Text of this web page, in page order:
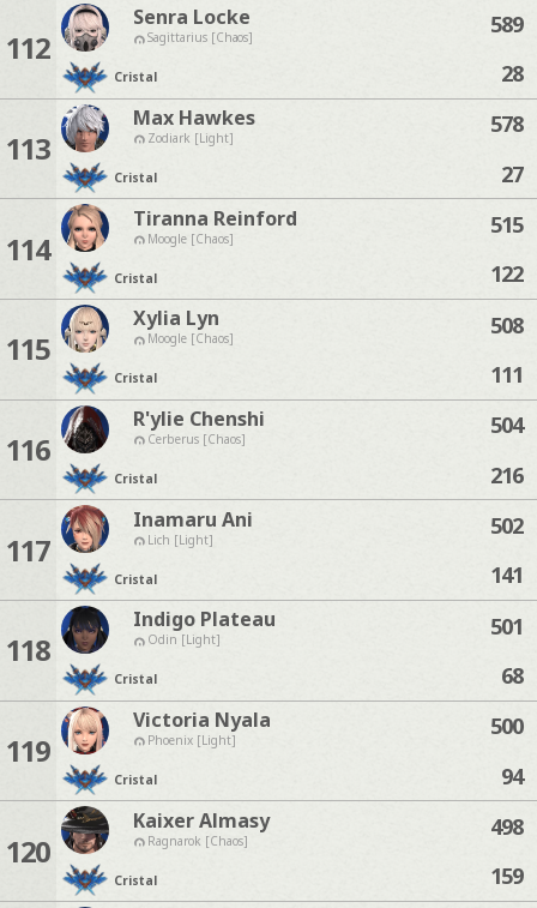
112
Senra Locke
Sagittarius [Chaos]
Cristal
589
28
113
Max Hawkes
Zodiark [Light]
Cristal
578
27
114
Tiranna Reinford
Moogle [Chaos]
Cristal
515
122
115
Xylia Lyn
Moogle [Chaos]
Cristal
508
111
116
R'ylie Chenshi
Cerberus [Chaos]
Cristal
504
216
117
Inamaru Ani
Lich [Light]
Cristal
502
141
118
Indigo Plateau
Odin [Light]
Cristal
501
68
119
Victoria Nyala
Phoenix [Light]
Cristal
500
94
120
Kaixer Almasy
Ragnarok [Chaos]
Cristal
498
159